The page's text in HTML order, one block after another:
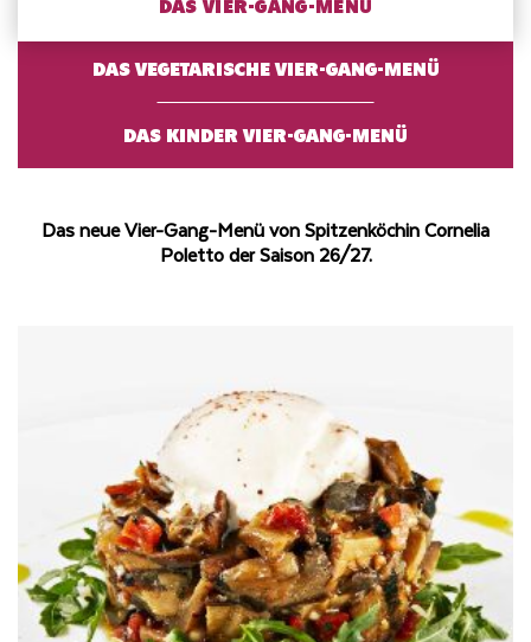
DAS VEGETARISCHE VIER-GANG-MENÜ
DAS KINDER VIER-GANG-MENÜ
DAS VIER-GANG-MENÜ
Das neue Vier-Gang-Menü von Spitzenköchin Cornelia
Poletto der Saison 26/27.